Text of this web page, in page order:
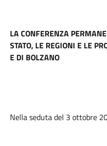
LA CONFERENZA
STATO, LE REGIONI E LE
E DI BOLZANO
Nella seduta del 3 ottobre